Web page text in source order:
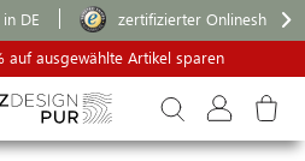
DE
zertifizierter Onlineshop
auf ausgewählte Artikel sparen